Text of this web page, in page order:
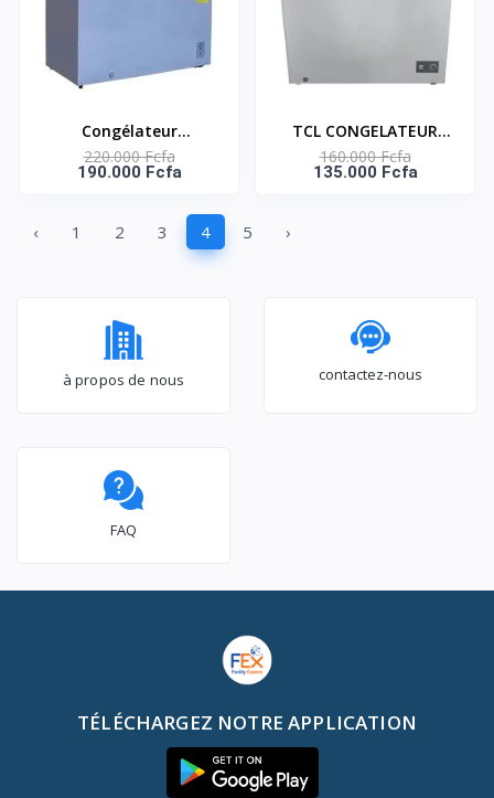
Congélateur
horizontal TCL – 295L
Net – Gris – 1 Panier
Interne – 220-240V –
R600A – F300CF
220.000 Fcfa
190.000 Fcfa
TCL CONGELATEUR
HORIZONTAL GRIS
251LT AVEC UN PANIER
160.000 Fcfa
135.000 Fcfa
‹ 1 2 3 4 5 ›
à propos de nous contactez-nous
FAQ
TÉLÉCHARGEZ NOTRE APPLICATION